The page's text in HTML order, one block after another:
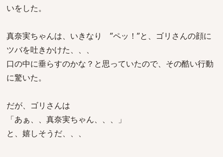
いをした。
真奈実ちゃんは、いきなり ”ペッ！”と、ゴリさんの顔に
ツバを吐きかけた、、、
口の中に垂らすのかな？と思っていたので、その酷い行動
に驚いた。
だが、ゴリさんは
「あぁ、、真奈実ちゃん、、、」
と、嬉しそうだ、、、